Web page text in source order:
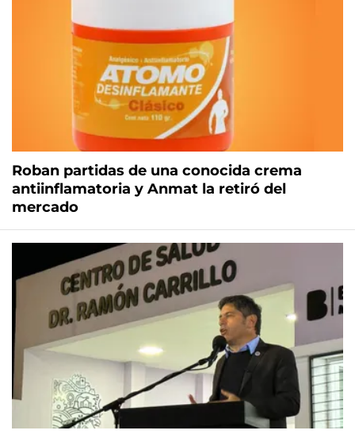
Roban partidas de una conocida crema
antiinflamatoria y Anmat la retiró del
mercado